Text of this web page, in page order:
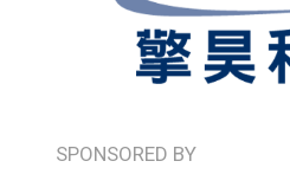
SPONSORED BY